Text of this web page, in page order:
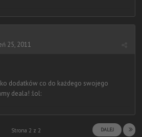
25, 2011
dodatków co do każdego swojego
deala! :lol:
DALEJ
Strona 2 z 2